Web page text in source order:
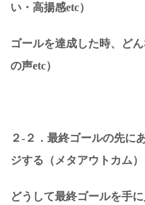
い・高揚感etc）
ゴールを達成した時、ど
の声etc）
２-２．最終ゴールの先に
ジする（メタアウトカム）
どうして最終ゴールを手